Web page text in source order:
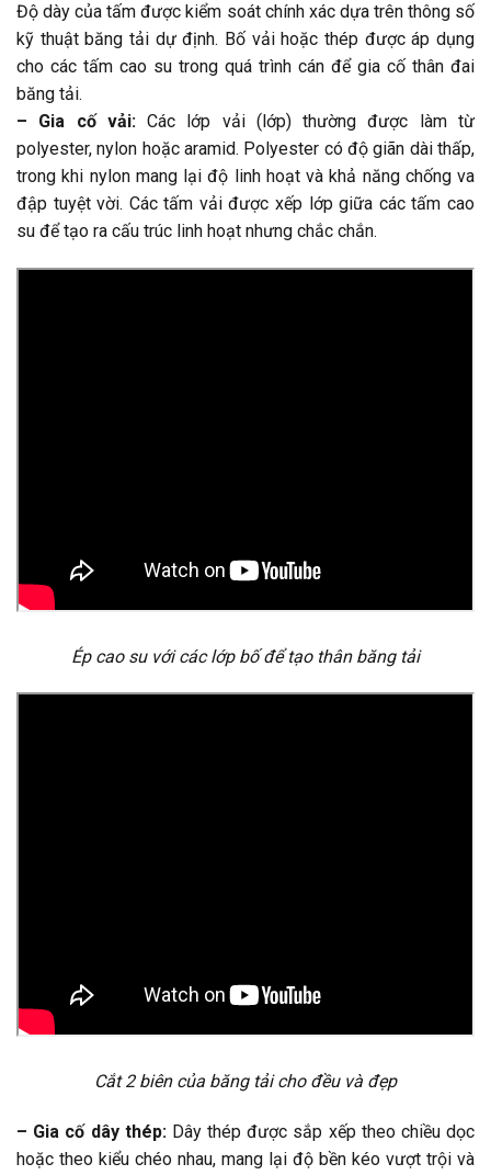
Độ dày của tấm được kiểm soát chính xác dựa trên thông số
kỹ thuật băng tải dự định. Bố vải hoặc thép được áp dụng
cho các tấm cao su trong quá trình cán để gia cố thân đai
băng tải.
– Gia cố vải:Các lớp vải (lớp) thường được làm từ
polyester, nylon hoặc aramid. Polyester có độ giãn dài thấp,
trong khi nylon mang lại độ linh hoạt và khả năng chống va
đập tuyệt vời. Các tấm vải được xếp lớp giữa các tấm cao
su để tạo ra cấu trúc linh hoạt nhưng chắc chắn.
Ép cao su với các lớp bố để tạo thân băng tải
Cắt 2 biên của băng tải cho đều và đẹp
– Gia cố dây thép:Dây thép được sắp xếp theo chiều dọc
hoặc theo kiểu chéo nhau, mang lại độ bền kéo vượt trội và